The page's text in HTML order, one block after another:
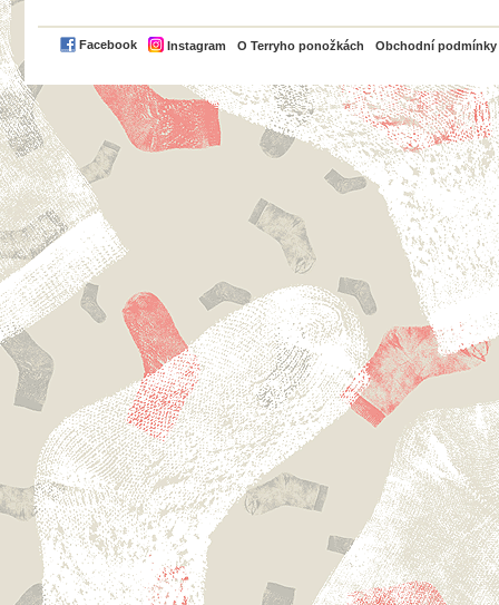
Facebook Instagram O Terryho ponožkách Obchodní podmínky
PayPal